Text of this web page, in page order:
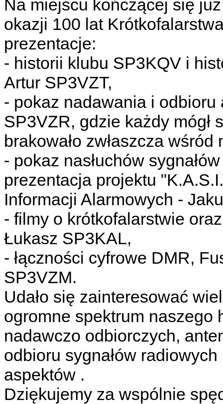
Na miejscu kończącej się
okazji 100 lat
prezentacje:
- historii klubu SP3KQV i
Artur SP3VZT,
- pokaz nadawania i
SP3VZR, gdzie każdy mógł
brakowało zwłaszcza
- pokaz nasłuchów
prezentacja projektu
Informacji Alarmowych -
- filmy o krótkofalarstwie
Łukasz SP3KAL,
- łączności cyfrowe DMR,
SP3VZM.
Udało się zainteresować
ogromne spektrum naszego
nadawczo odbiorczych,
odbioru sygnałów
aspektów .
Dziękujemy za wspólnie